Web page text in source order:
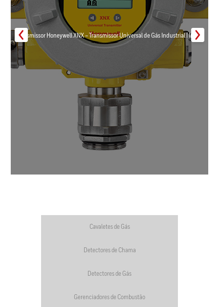
Transmissor Honeywell XNX – Transmissor Universal de Gás Industrial | Inmar
Cavaletes de Gás
Detectores de Chama
Detectores de Gás
Gerenciadores de Combustão